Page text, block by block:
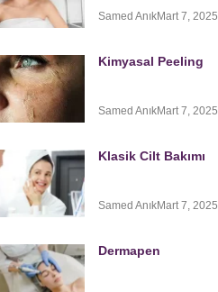
Samed AnıkMart 7, 2025
Kimyasal Peeling
Samed AnıkMart 7, 2025
Klasik Cilt Bakımı
Samed AnıkMart 7, 2025
Dermapen